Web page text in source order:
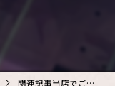
関連記事当店でご利…